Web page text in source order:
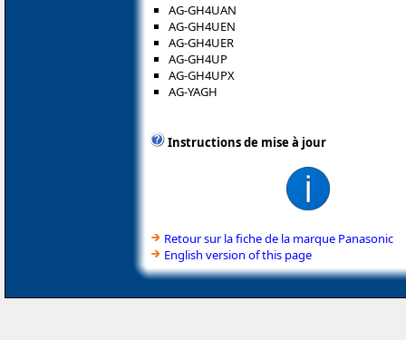
AG-GH4UAN
AG-GH4UEN
AG-GH4UER
AG-GH4UP
AG-GH4UPX
AG-YAGH
Instructions de mise à jour
Retour sur la fiche de la marque Panasonic
English version of this page